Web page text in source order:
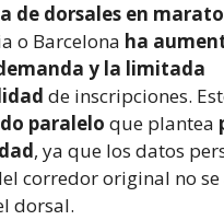
de dorsales en
o Barcelona ha
y la limitada
de inscripciones.
paralelo que plantea
, ya que los datos
corredor original no
dorsal.